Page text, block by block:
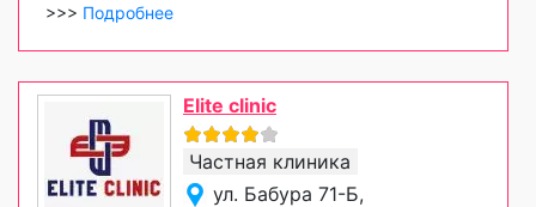
>>> Подробнее
Elite clinic
Частная клиника
ул. Бабура 71-Б,